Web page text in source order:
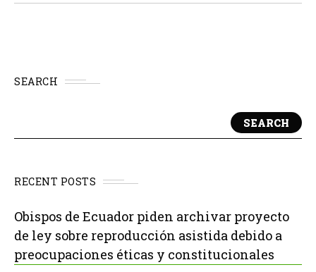
SEARCH
SEARCH
RECENT POSTS
Obispos de Ecuador piden archivar proyecto
de ley sobre reproducción asistida debido a
preocupaciones éticas y constitucionales